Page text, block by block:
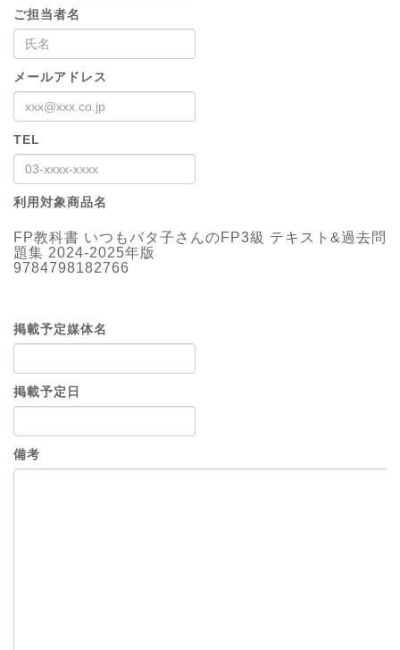
ご担当者名
メールアドレス
TEL
利用対象商品名
FP教科書 いつもバタ子さんのFP3級 テキスト&過去問
題集 2024-2025年版
9784798182766
掲載予定媒体名
掲載予定日
備考